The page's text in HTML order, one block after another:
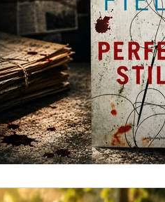
Thriller Persoonlijke